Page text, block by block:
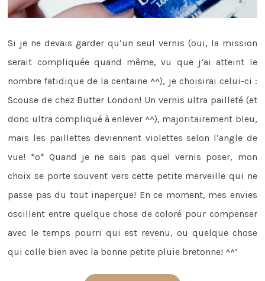
Si je ne devais garder qu’un seul vernis (oui, la mission
serait compliquée quand même, vu que j’ai atteint le
nombre fatidique de la centaine ^^), je choisirai celui-ci :
Scouse de chez Butter London! Un vernis ultra pailleté (et
donc ultra compliqué à enlever ^^), majoritairement bleu,
mais les paillettes deviennent violettes selon l’angle de
vue! *o* Quand je ne sais pas quel vernis poser, mon
choix se porte souvent vers cette petite merveille qui ne
passe pas du tout inaperçue! En ce moment, mes envies
oscillent entre quelque chose de coloré pour compenser
avec le temps pourri qui est revenu, ou quelque chose
qui colle bien avec la bonne petite pluie bretonne! ^^’